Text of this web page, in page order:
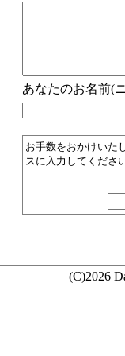
あなたのお名前(
お手数をおかけいた
スに入力してくださ
(C)2026